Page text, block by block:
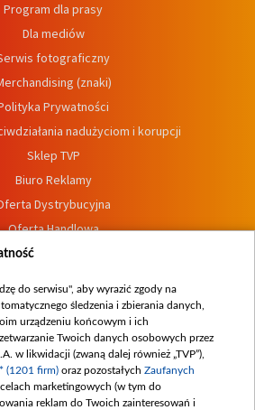
Program dla prasy
Dla mediów
fotograficzny
(znaki)
Prywatności
nadużyciom i korupcji
Sklep TVP
Biuro Reklamy
Dystrybucyjna
Oferta Handlowa
Dostępność
zgłoszeń wewnętrznych
do serwisu", aby wyrazić zgody na
śledzenia i zbierania danych,
urządzeniu końcowym i ich
Twoich danych osobowych przez
w likwidacji (zwaną dalej również „TVP”),
(1201 firm) oraz pozostałych Zaufanych
celach marketingowych (w tym do
reklam do Twoich zainteresowań i